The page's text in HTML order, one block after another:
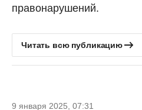
правонарушений.
Читать всю публикацию
9 января 2025, 07:31